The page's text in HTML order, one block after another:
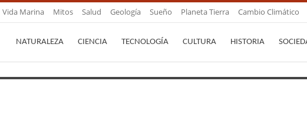
Vida Marina Mitos Salud Geología Sueño Planeta Tierra Cambio Climático
NATURALEZA CIENCIA TECNOLOGÍA CULTURA HISTORIA